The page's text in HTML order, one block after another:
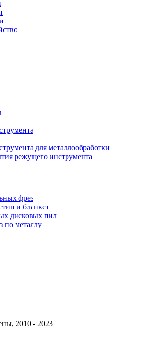
для металлообработки
режущего инструмента
фрез
и бланкет
дисковых пил
по металлу
2010 - 2023